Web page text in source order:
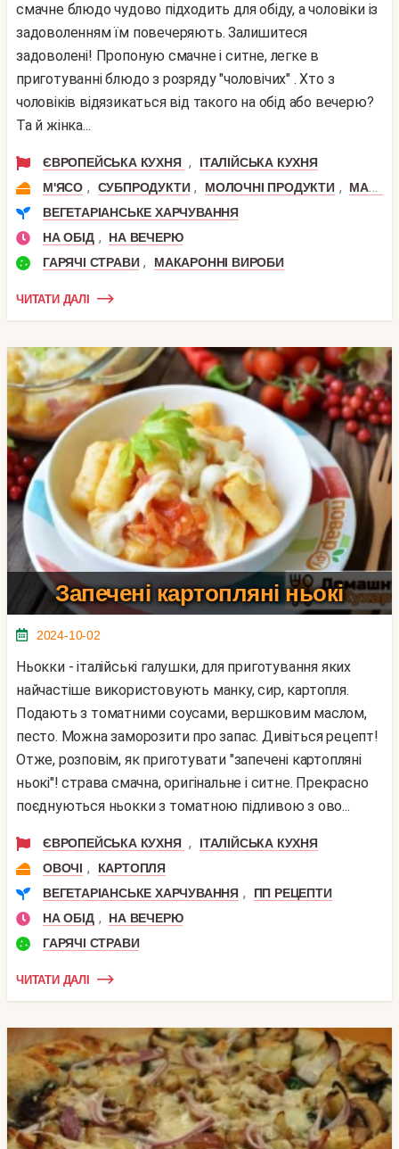
смачне блюдо чудово підходить для обіду, а чоловіки із
задоволенням їм повечеряють. Залишитеся
задоволені! Пропоную смачне і ситне, легке в
приготуванні блюдо з розряду "чоловічих" . Хто з
чоловіків відязикаться від такого на обід або вечерю?
Та й жінка...
ЄВРОПЕЙСЬКА КУХНЯ ,
ІТАЛІЙСЬКА КУХНЯ
М'ЯСО , СУБПРОДУКТИ , МОЛОЧНІ ПРОДУКТИ ,
МАКАРОНИ
ВЕГЕТАРІАНСЬКЕ ХАРЧУВАННЯ
НА ОБІД ,
НА ВЕЧЕРЮ
ГАРЯЧІ СТРАВИ , МАКАРОННІ ВИРОБИ
ЧИТАТИ ДАЛІ
Запечені картопляні ньокі
2024-10-02
Ньокки - італійські галушки, для приготування яких
найчастіше використовують манку, сир, картопля.
Подають з томатними соусами, вершковим маслом,
песто. Можна заморозити про запас. Дивіться рецепт!
Отже, розповім, як приготувати "запечені картопляні
ньокі"! страва смачна, оригінальне і ситне. Прекрасно
поєднуються ньокки з томатною підливою з ово...
ЄВРОПЕЙСЬКА КУХНЯ ,
ІТАЛІЙСЬКА КУХНЯ
ОВОЧІ ,
КАРТОПЛЯ
ВЕГЕТАРІАНСЬКЕ ХАРЧУВАННЯ ,
ПП РЕЦЕПТИ
НА ОБІД ,
НА ВЕЧЕРЮ
ГАРЯЧІ СТРАВИ
ЧИТАТИ ДАЛІ